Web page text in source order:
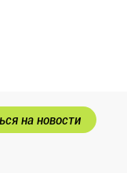
на новости